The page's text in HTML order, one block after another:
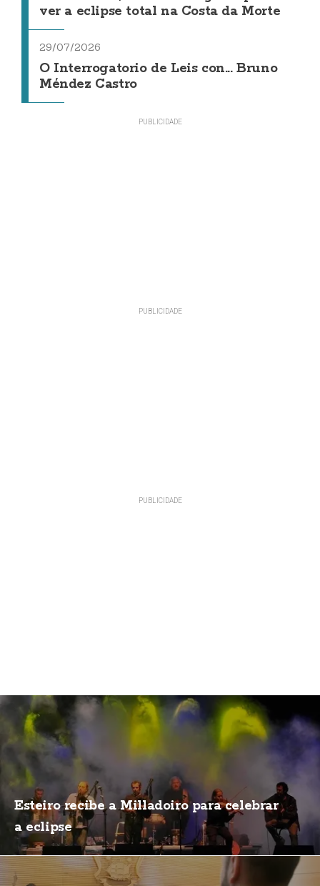
ver a eclipse total na Costa da Morte
29/07/2026
O Interrogatorio de Leis con... Bruno
Méndez Castro
Esteiro recibe a Milladoiro para celebrar
a eclipse